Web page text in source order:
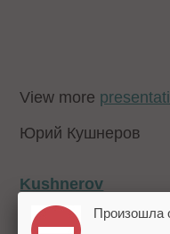
View more
Юрий Кушнеров
Kushnerov
Произошла